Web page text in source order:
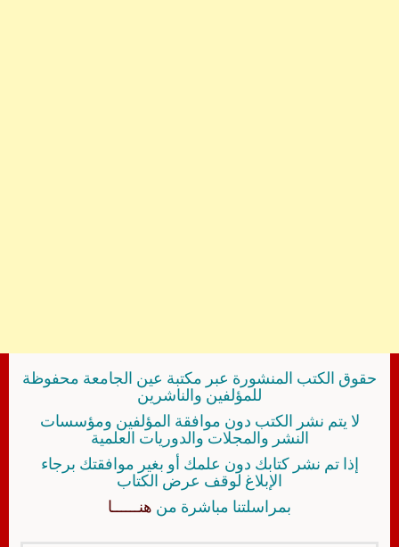
حقوق الكتب المنشورة عبر مكتبة عين الجامعة محفوظة
للمؤلفين والناشرين
لا يتم نشر الكتب دون موافقة المؤلفين ومؤسسات
النشر والمجلات والدوريات العلمية
إذا تم نشر كتابك دون علمك أو بغير موافقتك برجاء
الإبلاغ لوقف عرض الكتاب
بمراسلتنا مباشرة من هنــــــا